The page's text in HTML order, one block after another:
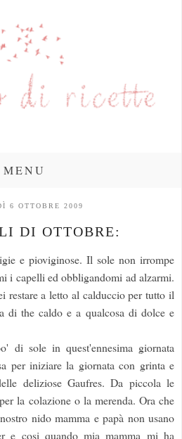
MENU
6 OTTOBRE 2009
DI OTTOBRE:
e pioviginose. Il sole non irrompe
i capelli ed obbligandomi ad alzarmi.
restare a letto al calduccio per tutto il
di the caldo e a qualcosa di dolce e
di sole in quest'ennesima giornata
per iniziare la giornata con grinta e
deliziose Gaufres. Da piccola le
la colazione o la merenda. Ora che
nido mamma e papà non usano
e cosi quando mia mamma mi ha